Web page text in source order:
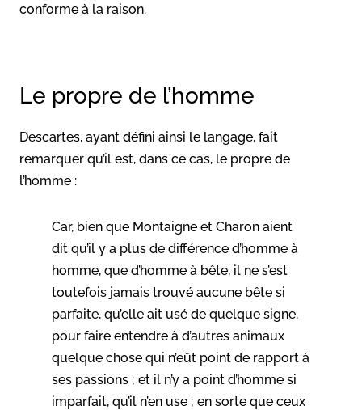
conforme à la raison.
Le propre de l’homme
Descartes, ayant défini ainsi le langage, fait
remarquer qu’il est, dans ce cas, le propre de
l’homme :
Car, bien que Montaigne et Charon aient
dit qu’il y a plus de différence d’homme à
homme, que d’homme à bête, il ne s’est
toutefois jamais trouvé aucune bête si
parfaite, qu’elle ait usé de quelque signe,
pour faire entendre à d’autres animaux
quelque chose qui n’eût point de rapport à
ses passions ; et il n’y a point d’homme si
imparfait, qu’il n’en use ; en sorte que ceux